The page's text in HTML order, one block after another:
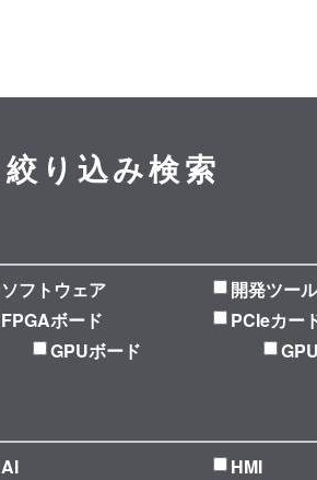
絞り込み検索
ソフトウェア 開発ツー
FPGAボード
PCIeカー
GPUボード
AI HMI